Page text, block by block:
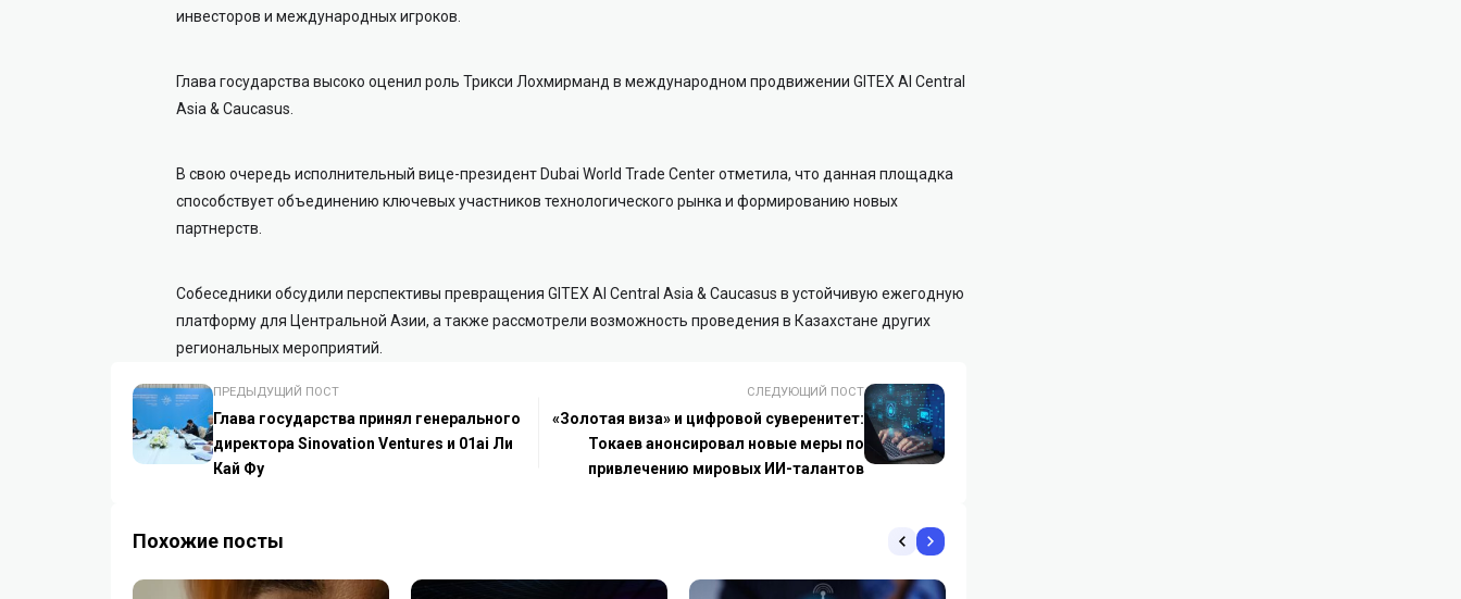
инвесторов и международных игроков.
Глава государства высоко оценил роль Трикси Лохмирманд в международном продвижении GITEX AI Central
Asia & Caucasus.
В свою очередь исполнительный вице-президент Dubai World Trade Center отметила, что данная площадка
способствует объединению ключевых участников технологического рынка и формированию новых
партнерств.
Собеседники обсудили перспективы превращения GITEX AI Central Asia & Caucasus в устойчивую ежегодную
платформу для Центральной Азии, а также рассмотрели возможность проведения в Казахстане других
региональных мероприятий.
ПРЕДЫДУЩИЙ ПОСТ
Глава государства принял генерального
директора Sinovation Ventures и 01ai Ли
Кай Фу
СЛЕДУЮЩИЙ ПОСТ
«Золотая виза» и цифровой суверенитет:
Токаев анонсировал новые меры по
привлечению мировых ИИ-талантов
Похожие посты